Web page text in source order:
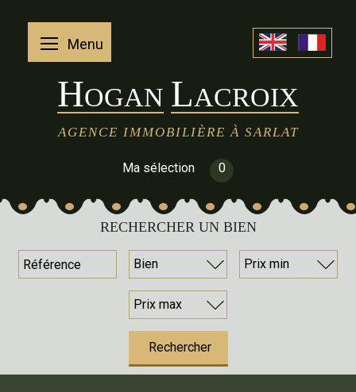
Menu
HOGAN LACROIX
AGENCE IMMOBILIÈRE À SARLAT
Ma sélection 0
RECHERCHER UN BIEN